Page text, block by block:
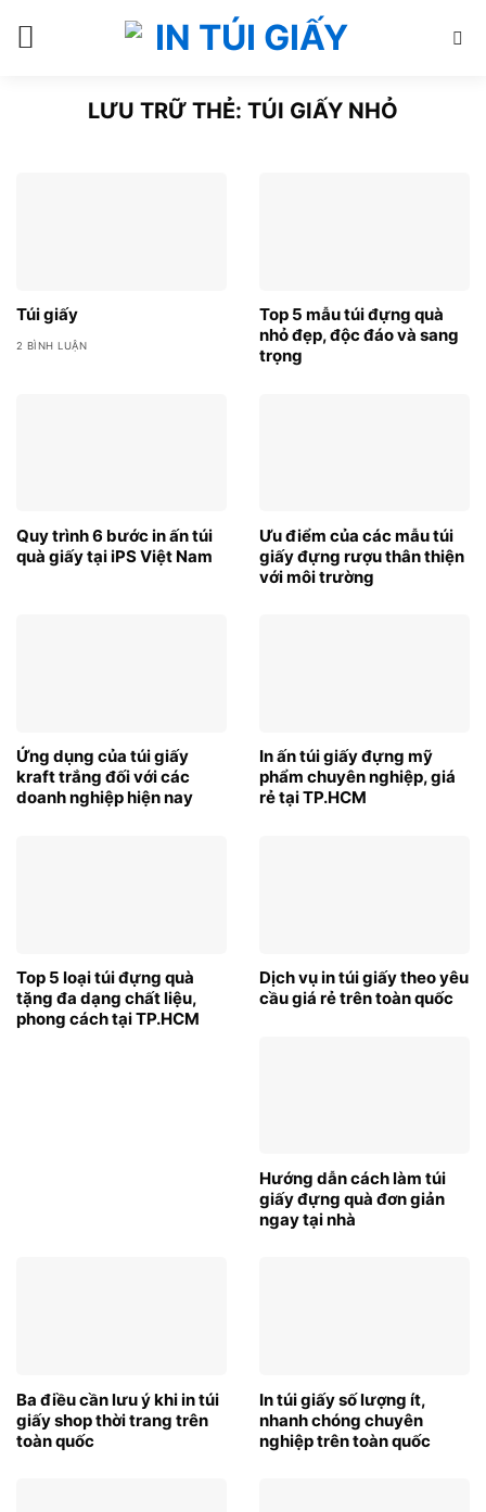
LƯU TRỮ THẺ: TÚI GIẤY NHỎ
Túi giấy
2 BÌNH LUẬN
Top 5 mẫu túi đựng quà
nhỏ đẹp, độc đáo và sang
trọng
Quy trình 6 bước in ấn túi
quà giấy tại iPS Việt Nam
Ưu điểm của các mẫu túi
giấy đựng rượu thân thiện
với môi trường
Ứng dụng của túi giấy
kraft trắng đối với các
doanh nghiệp hiện nay
In ấn túi giấy đựng mỹ
phẩm chuyên nghiệp, giá
rẻ tại TP.HCM
Top 5 loại túi đựng quà
tặng đa dạng chất liệu,
phong cách tại TP.HCM
Dịch vụ in túi giấy theo yêu
cầu giá rẻ trên toàn quốc
Hướng dẫn cách làm túi
giấy đựng quà đơn giản
ngay tại nhà
Ba điều cần lưu ý khi in túi
giấy shop thời trang trên
toàn quốc
In túi giấy số lượng ít,
nhanh chóng chuyên
nghiệp trên toàn quốc